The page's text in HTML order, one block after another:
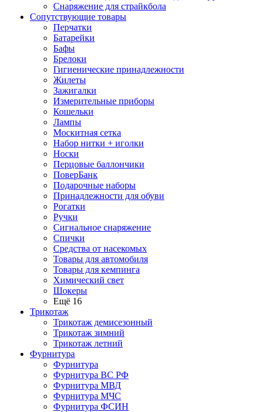
Снаряжение для страйкбола
Сопутствующие товары
Перчатки
Батарейки
Бафы
Брелоки
Гигиенические принадлежности
Жилеты
Зажигалки
Измерительные приборы
Кошельки
Лампы
Москитная сетка
Набор нитки + иголки
Носки
Перцовые баллончики
ПоверБанк
Подарочные наборы
Принадлежности для обуви
Рогатки
Ручки
Сигнальное снаряжение
Спички
Средства от насекомых
Товары для автомобиля
Товары для кемпинга
Химический свет
Шокеры
Ещё 16
Трикотаж
Трикотаж демисезонный
Трикотаж зимний
Трикотаж летний
Фурнитура
Фурнитура
Фурнитура ВС РФ
Фурнитура МВД
Фурнитура МЧС
Фурнитура ФСИН